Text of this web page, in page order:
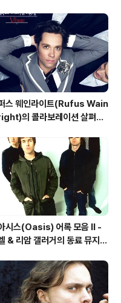
스 웨인라이트(Rufus Wain
의 콜라보레이션 살펴보
시스(Oasis) 어록 모음 II -
& 리암 갤러거의 동료 뮤지션